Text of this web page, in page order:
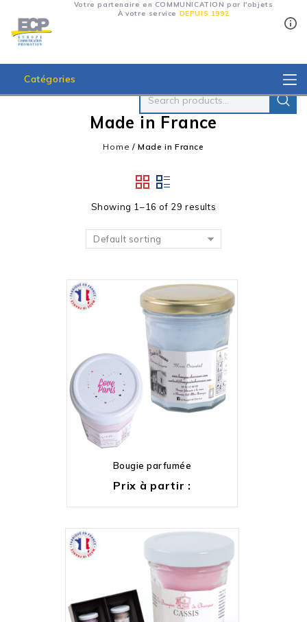
Votre partenaire en COMMUNICATION par l'objets
À votre service DEPUIS 1992
Catégories
Made in France
Home /Made in France
Showing 1–16 of 29 results
Default sorting
Bougie parfumée
Prix à partir :